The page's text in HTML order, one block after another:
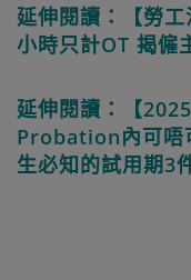
延伸閱讀：【勞
小時只計OT 揭僱
延伸閱讀：【
Probation內可唔
生必知的試用期3